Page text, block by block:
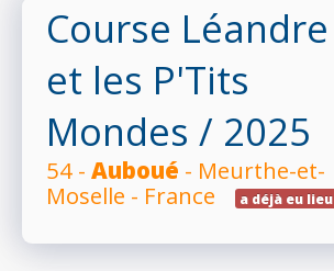
INSCRIPTIONS
RÉSULTATS
Course Léandre
et les P'Tits
Mondes / 2025
54 - Auboué - Meurthe-et-
Moselle - France
a déjà eu lieu